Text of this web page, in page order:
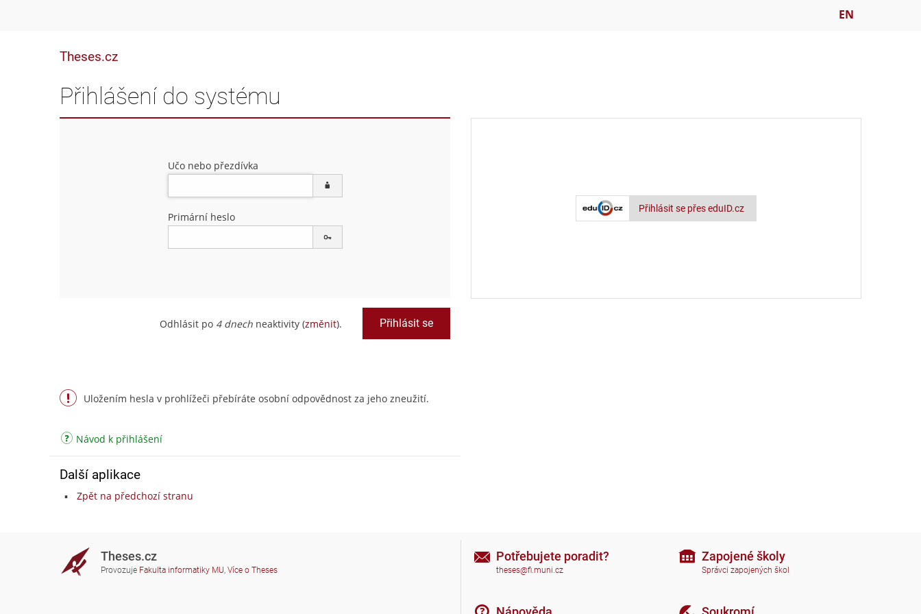
EN
Theses.cz
Přihlášení do systému
Učo nebo přezdívka
Primární heslo
Odhlásit po 4 dnech neaktivity (změnit).
Přihlásit se přes eduID.cz
Uložením hesla v prohlížeči přebíráte osobní odpovědnost za jeho zneužití.
Návod k přihlášení
Další aplikace
Zpět na předchozí stranu
Theses.cz
Provozuje Fakulta informatiky MU, Více o Theses
Potřebujete poradit?
theses@fi.muni.cz
Zapojené školy
Správci zapojených škol